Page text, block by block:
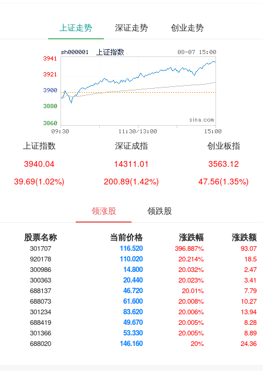
上证走势 深证走势 创业走势
上证指数
3940.04
39.69(1.02%)
深证成指
14311.01
200.89(1.42%)
创业板指
3563.12
47.56(1.35%)
领涨股 领跌股
股票名称 当前价格 涨跌幅 涨跌额
301707 116.520 396.887%
93.07
920178
110.020 20.214%
18.5
300986
14.800 20.032%
2.47
300363
20.440 20.023%
3.41
688137
46.720 20.01%
7.79
688073
61.600 20.008%
10.27
301234
83.620 20.006%
13.94
688419
49.670 20.005%
8.28
301366
53.330 20.005%
8.89
688020
146.160 20% 24.36